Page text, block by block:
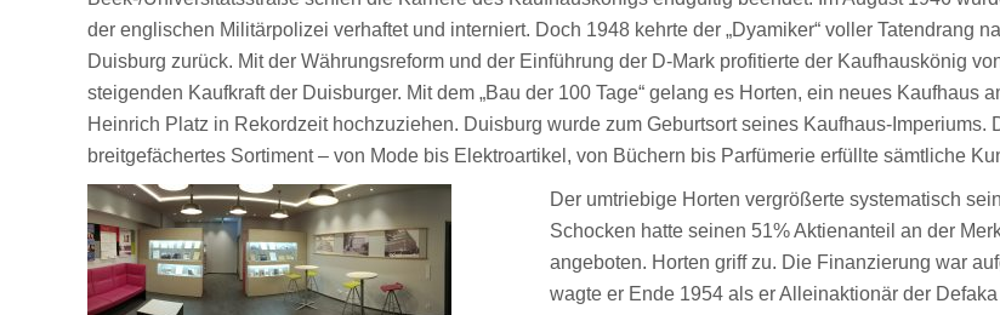
der englischen Militärpolizei verhaftet und interniert. Doch 1948 kehrte der „Dyamiker“ voller Tatendrang
Duisburg zurück. Mit der Währungsreform und der Einführung der D-Mark profitierte der Kaufhauskönig
steigenden Kaufkraft der Duisburger. Mit dem „Bau der 100 Tage“ gelang es Horten, ein neues Kaufhaus
Heinrich Platz in Rekordzeit hochzuziehen. Duisburg wurde zum Geburtsort seines Kaufhaus-Imperiums.
breitgefächertes Sortiment – von Mode bis Elektroartikel, von Büchern bis Parfümerie erfüllte sämtliche
Der umtriebige Horten vergrößerte systematisch
Schocken hatte seinen 51% Aktienanteil an der
angeboten. Horten griff zu. Die Finanzierung war
wagte er Ende 1954 als er Alleinaktionär der